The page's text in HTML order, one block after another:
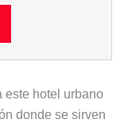
este hotel urbano
donde se sirven